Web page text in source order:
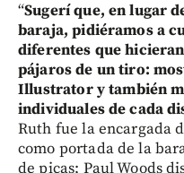
“Sugerí que, en lugar
baraja, pidiéramos a
diferentes que
pájaros de un tiro:
Illustrator y también
individuales de cada
Ruth fue la encargada
como portada de la
de picas; Paul Woods